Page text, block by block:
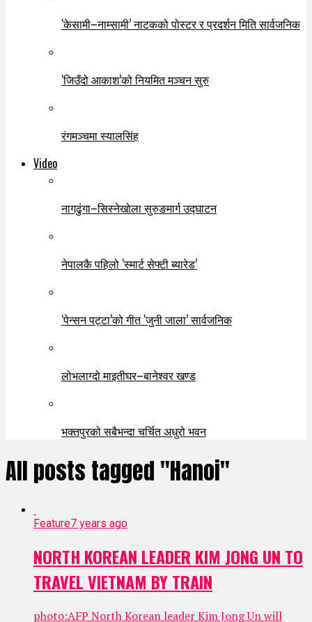
‘केसामी–नाम्सामी’ नाटकको पोस्टर र प्रदर्शन मिति सार्वजनिक
‘जिउँदो आकाश’को नियमित मञ्चन सुरु
रंगमञ्चमा स्यालसिंह
Video
नागढुंगा–सिस्नेखोला सुरुङमार्ग उद्घाटन
नेपालकै पहिलो ‘स्मार्ट सेफ्टी ब्यारेड’
‘पेन्सन पट्टा’को गीत ‘जुनी जाला’ सार्वजनिक
लोभलाग्दो माइतीघर–बानेश्वर खण्ड
भक्तपुरको सबैभन्दा चर्चित अधुरो भवन
All posts tagged "Hanoi"
Feature7 years ago
NORTH KOREAN LEADER KIM JONG UN TO
TRAVEL VIETNAM BY TRAIN
photo:AFP North Korean leader Kim Jong Un will